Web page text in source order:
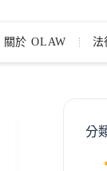
關於 OLAW 法
分